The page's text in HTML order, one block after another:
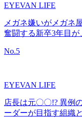
EYEVAN LIFE
メガネ嫌いがメガネ
奮闘する新卒3年目が
No.5
EYEVAN LIFE
店長は元〇〇!? 異例
ーダーが目指す組織